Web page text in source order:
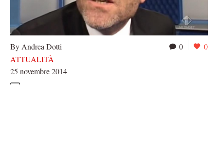
0 0
By Andrea Dotti
ATTUALITÀ
25 novembre 2014